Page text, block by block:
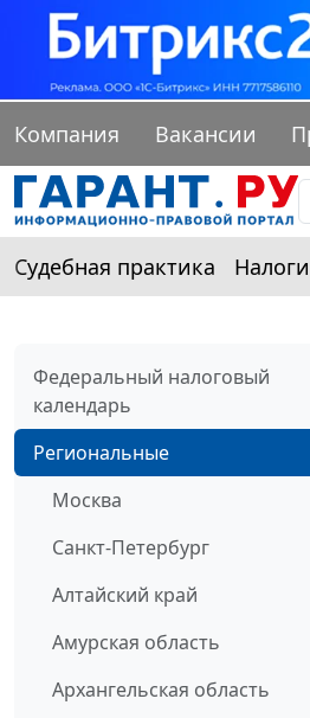
Компания Вакансии
Судебная практика
Федеральный налоговый
календарь
Региональные
Москва
Санкт-Петербург
Алтайский край
Амурская область
Архангельская область